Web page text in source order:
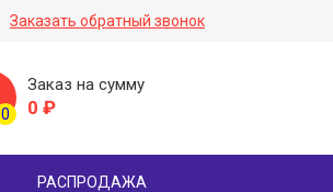
Заказать обратный звонок
0
Заказ на сумму
0 ₽
РАСПРОДАЖА